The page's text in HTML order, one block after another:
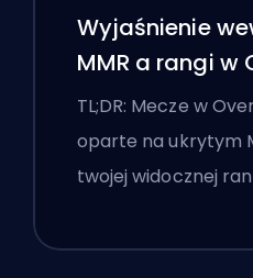
Wyjaśnienie
MMR a rangi w
TL;DR: Mecze w
oparte na ukrytym
twojej widocznej